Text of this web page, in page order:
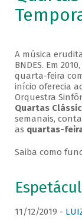
A música
BNDES. Em
quarta-feira
início oferecia
Orquestra
Quartas
semanais,
as quartas-
Saiba como
11/12/2019 -